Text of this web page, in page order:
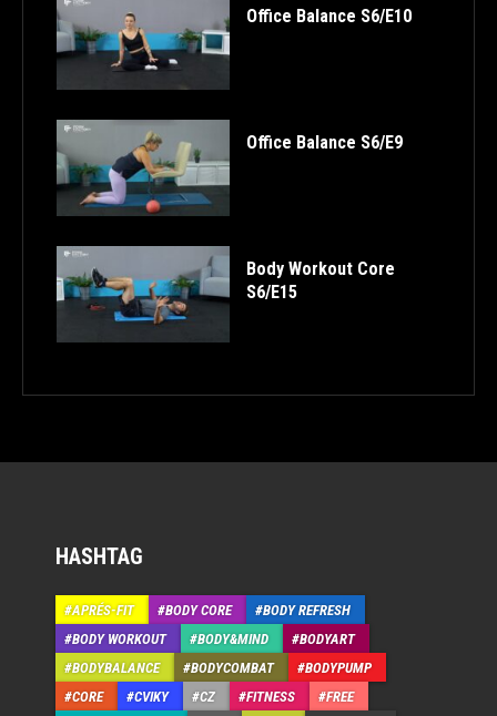
Office Balance S6/E10
Office Balance S6/E9
Body Workout Core
S6/E15
HASHTAG
APRÉS-FIT BODY CORE
BODY REFRESH
BODY WORKOUT
BODY&MIND
BODYART
BODYBALANCE
BODYCOMBAT
BODYPUMP
CORE
CVIKY CZ FITNESS
FREE